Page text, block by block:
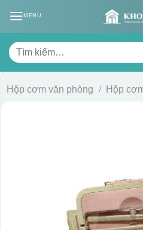
MENU
Tìm
kiếm:
Hộp cơm văn phòng / Hộp